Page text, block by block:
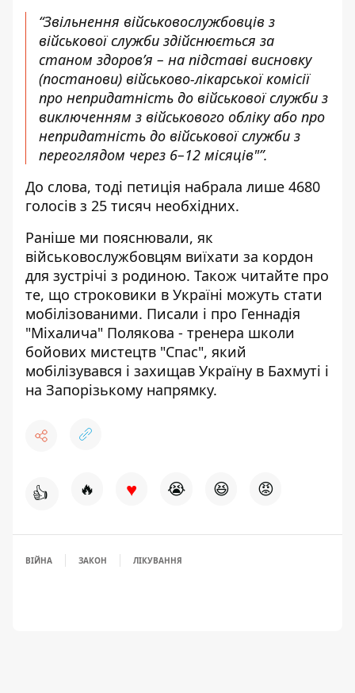
“Звільнення військовослужбовців з
військової служби здійснюється за
станом здоров’я – на підставі висновку
(постанови) військово-лікарської комісії
про непридатність до військової служби з
виключенням з військового обліку або про
непридатність до військової служби з
переоглядом через 6–12 місяців"”.
До слова, тоді петиція набрала лише 4680
голосів з 25 тисяч необхідних.
Раніше ми пояснювали, як
військовослужбовцям виїхати за кордон
для зустрічі з родиною. Також читайте про
те, що строковики в Україні можуть стати
мобілізованими. Писали і про Геннадія
"Міхалича" Полякова - тренера школи
бойових мистецтв "Спас", який
мобілізувався і захищав Україну в Бахмуті і
на Запорізькому напрямку.
👍 🔥 ♥ 😭 😆 😡
ВІЙНА ЗАКОН ЛІКУВАННЯ